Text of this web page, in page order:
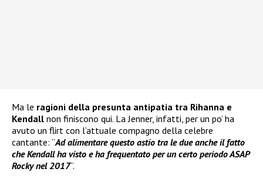
Ma le ragioni della presunta antipatia tra Rihanna e
Kendall non finiscono qui. La Jenner, infatti, per un po’ ha
avuto un flirt con l’attuale compagno della celebre
cantante: “Ad alimentare questo astio tra le due anche il fatto
che Kendall ha visto e ha frequentato per un certo periodo ASAP
Rocky nel 2017“.